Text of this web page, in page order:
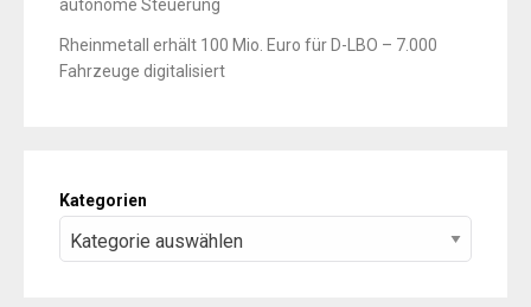
autonome Steuerung
Rheinmetall erhält 100 Mio. Euro für D-LBO – 7.000
Fahrzeuge digitalisiert
Kategorien